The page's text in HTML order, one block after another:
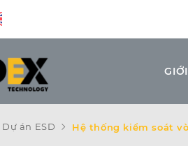
Dự án ESD Hệ thống kiểm soát